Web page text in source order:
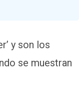
y son los
se muestran